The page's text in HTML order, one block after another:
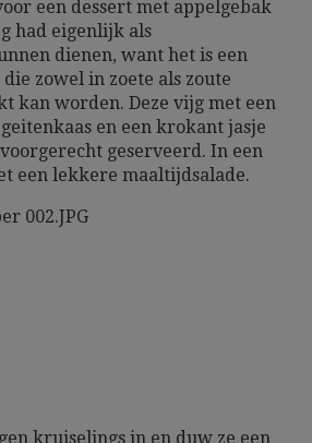
een dessert met appelgebak
had eigenlijk als
dienen, want het is een
zowel in zoete als zoute
kan worden. Deze vijg met een
en een krokant jasje
geserveerd. In een
een lekkere maaltijdsalade.
kruiselings in en duw ze een